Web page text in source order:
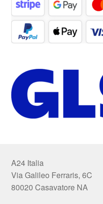
A24 Italia
Via Galileo Ferraris, 6C
80020 Casavatore NA